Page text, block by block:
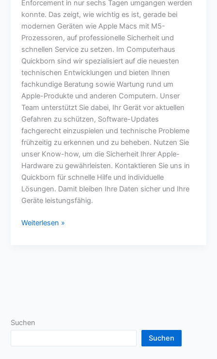
Enforcement in nur sechs Tagen umgangen werden
konnte. Das zeigt, wie wichtig es ist, gerade bei
modernen Geräten wie Apple Macs mit M5-
Prozessoren, auf professionelle Sicherheit und
schnellen Service zu setzen. Im Computerhaus
Quickborn sind wir spezialisiert auf die neuesten
technischen Entwicklungen und bieten Ihnen
fachkundige Beratung sowie Wartung rund um
Apple-Produkte und anderen Computern. Unser
Team unterstützt Sie dabei, Ihr Gerät vor aktuellen
Gefahren zu schützen, Software-Updates
fachgerecht einzuspielen und technische Probleme
frühzeitig zu erkennen und zu beheben. Nutzen Sie
unser Know-how, um die Sicherheit Ihrer Apple-
Hardware zu gewährleisten. Kontaktieren Sie uns in
Quickborn für schnelle Hilfe und individuelle
Lösungen. Damit bleiben Ihre Daten sicher und Ihre
Geräte leistungsfähig.
Weiterlesen »
Suchen
Suchen